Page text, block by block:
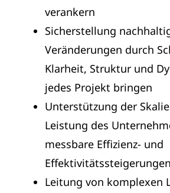
verankern
Sicherstellung
Veränderungen durch
Klarheit, Struktur und
jedes Projekt bringen
Unterstützung der
Leistung des
messbare Effizienz- und
Effektivitätssteigerungen
Leitung von komplexen